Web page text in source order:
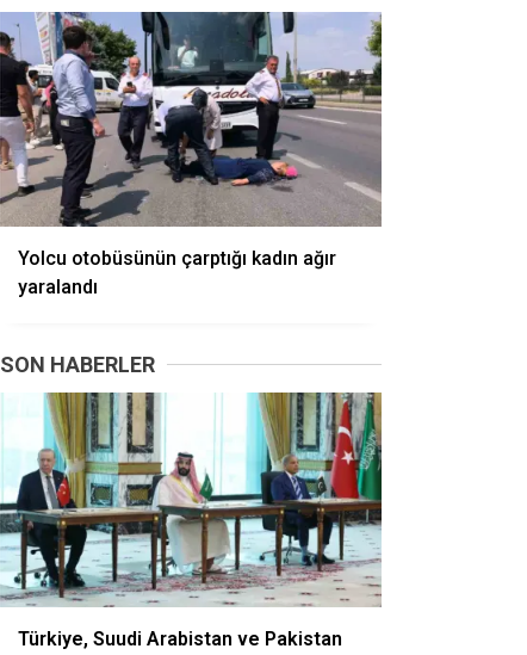
Yolcu otobüsünün çarptığı kadın ağır
yaralandı
SON HABERLER
Türkiye, Suudi Arabistan ve Pakistan